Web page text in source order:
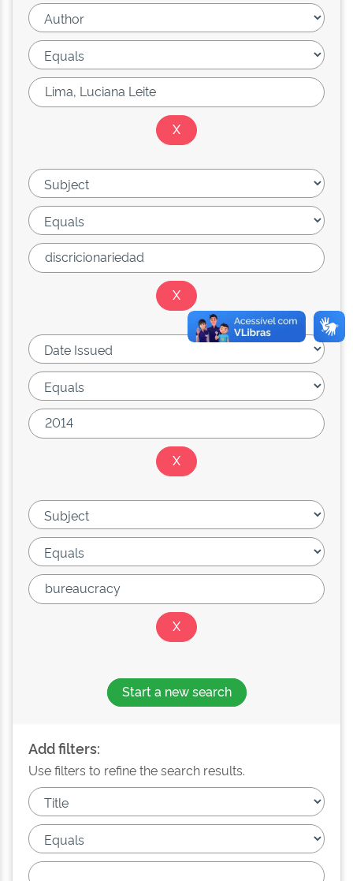
Start a new search
Add filters:
Use filters to refine the search results.